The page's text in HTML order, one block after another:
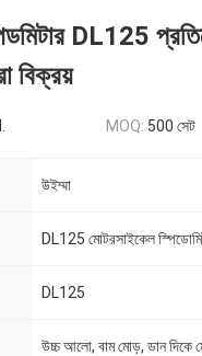
DL125
বিক্রয়
MOQ: 500 সেট
উইম্মা
DL125 মোটরসাইকেল
DL125